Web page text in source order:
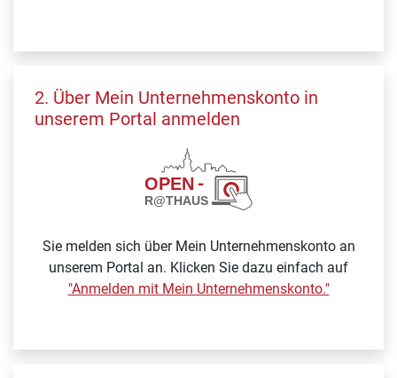
2. Über Mein Unternehmenskonto in
unserem Portal anmelden
Sie melden sich über Mein Unternehmenskonto an
unserem Portal an. Klicken Sie dazu einfach auf
"Anmelden mit Mein Unternehmenskonto."